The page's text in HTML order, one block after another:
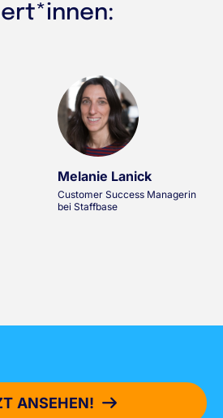
Melanie Lanick
Customer Success Managerin
bei Staffbase
ANSEHEN!